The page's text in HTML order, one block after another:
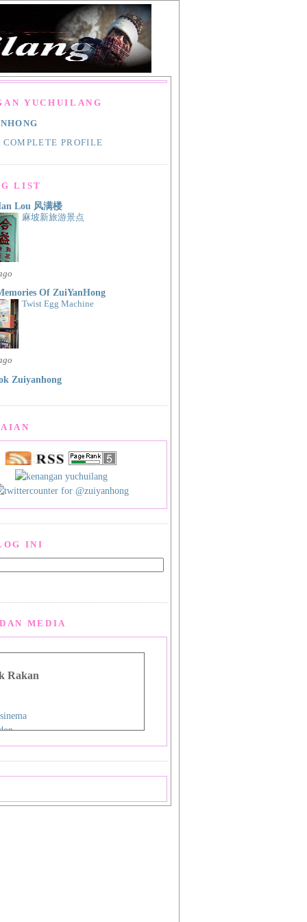
YUCHUILANG
PROFILE
LIST
Lou 风满楼
麻坡新旅游景点
Of ZuiYanHong
Twist Egg Machine
Zuiyanhong
INI
MEDIA
Rakan
Man Lou